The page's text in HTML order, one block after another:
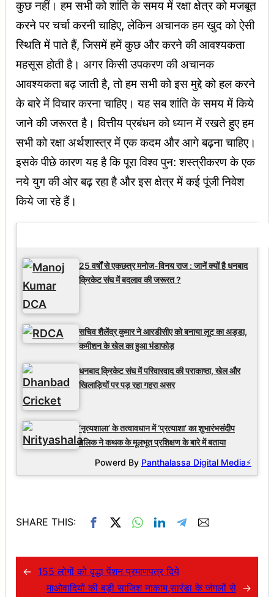
कुछ नहीं। हम सभी को शांति के समय में रक्षा क्षेत्र को मजबूत
करने पर चर्चा करनी चाहिए, लेकिन अचानक हम खुद को ऐसी
स्थिति में पाते हैं, जिसमें हमें कुछ और करने की आवश्यकता
महसूस होती है। अगर किसी उपकरण की अचानक
आवश्यकता बढ़ जाती है, तो हम सभी को इस मुद्दे को हल करने
के बारे में विचार करना चाहिए। यह सब शांति के समय में किये
जाने की जरूरत है। वित्तीय प्रबंधन को ध्यान में रखते हुए हम
सभी को रक्षा अर्थशास्त्र में एक कदम और आगे बढ़ना चाहिए।
इसके पीछे कारण यह है कि पूरा विश्व पुन: शस्त्रीकरण के एक
नये युग की ओर बढ़ रहा है और इस क्षेत्र में कई पूंजी निवेश
किये जा रहे हैं।
25 वर्षों से एकछत्र मनोज-विनय राज : जानें क्यों है धनबाद
क्रिकेट संघ में बदलाव की जरूरत ?
सचिव शैलेंद्र कुमार ने आरडीसीए को बनाया लूट का अड्डा,
कमीशन के खेल का हुआ भंडाफोड़
धनबाद क्रिकेट संघ में परिवारवाद की पराकाष्ठा, खेल और
खिलाड़ियों पर पड़ रहा गहरा असर
‘नृत्यशाला’ के तत्वावधान में ‘प्रत्याशा’ का शुभारंभसंदीप
मलिक ने कथक के मूलभूत प्रशिक्षण के बारे में बताया
Powerd By Panthalassa Digital Media⚡
SHARE THIS:
← 155 लोगों को वृद्धा पेंशन प्रमाणपत्र दिये
माओवादियों की बड़ी साजिश नाकाम,सारंडा के जंगलों से →